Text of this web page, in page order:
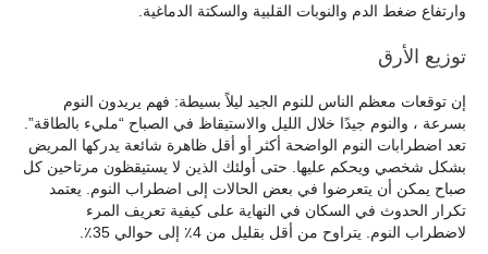
وارتفاع ضغط الدم والنوبات القلبية والسكتة الدماغية.
توزيع الأرق
إن توقعات معظم الناس للنوم الجيد ليلاً بسيطة: فهم يريدون النوم
بسرعة ، والنوم جيدًا خلال الليل والاستيقاظ في الصباح “مليء بالطاقة”.
تعد اضطرابات النوم الواضحة أكثر أو أقل ظاهرة شائعة يدركها المريض
بشكل شخصي ويحكم عليها. حتى أولئك الذين لا يستيقظون مرتاحين كل
صباح يمكن أن يتعرضوا في بعض الحالات إلى اضطراب النوم. يعتمد
تكرار الحدوث في السكان في النهاية على كيفية تعريف المرء
لاضطراب النوم. يتراوح من أقل بقليل من 4٪ إلى حوالي 35٪.